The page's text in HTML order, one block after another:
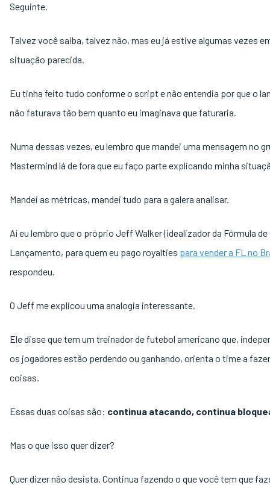
Seguinte.
Talvez você saiba, talvez não, mas eu já estive algumas vezes
situação parecida.
Eu tinha feito tudo conforme o script e não entendia por que o
não faturava tão bem quanto eu imaginava que faturaria.
Numa dessas vezes, eu lembro que mandei uma mensagem no
Mastermind lá de fora que eu faço parte explicando minha
Mandei as métricas, mandei tudo para a galera analisar.
Aí eu lembro que o próprio Jeff Walker (idealizador da Fórmula de
Lançamento, para quem eu pago royalties para vender a FL no
respondeu.
O Jeff me explicou uma analogia interessante.
Ele disse que tem um treinador de futebol americano que,
os jogadores estão perdendo ou ganhando, orienta o time a
coisas.
Essas duas coisas são: continua atacando, continua
Mas o que isso quer dizer?
Quer dizer não desista. Continua fazendo o que você tem que